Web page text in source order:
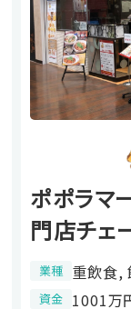
ポポラマ
門店チェ
業種 重飲食,
資金 1001万